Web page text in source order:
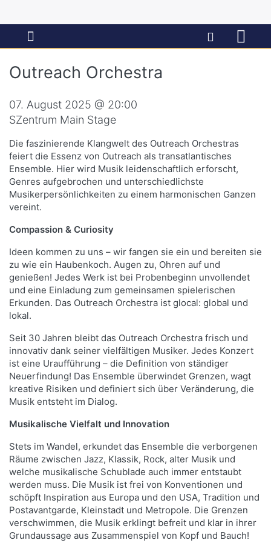
Outreach Orchestra
07. August 2025 @ 20:00
SZentrum Main Stage
Die faszinierende Klangwelt des Outreach Orchestras
feiert die Essenz von Outreach als transatlantisches
Ensemble. Hier wird Musik leidenschaftlich erforscht,
Genres aufgebrochen und unterschiedlichste
Musikerpersönlichkeiten zu einem harmonischen Ganzen
vereint.
Compassion & Curiosity
Ideen kommen zu uns – wir fangen sie ein und bereiten sie
zu wie ein Haubenkoch. Augen zu, Ohren auf und
genießen! Jedes Werk ist bei Probenbeginn unvollendet
und eine Einladung zum gemeinsamen spielerischen
Erkunden. Das Outreach Orchestra ist glocal: global und
lokal.
Seit 30 Jahren bleibt das Outreach Orchestra frisch und
innovativ dank seiner vielfältigen Musiker. Jedes Konzert
ist eine Uraufführung – die Definition von ständiger
Neuerfindung! Das Ensemble überwindet Grenzen, wagt
kreative Risiken und definiert sich über Veränderung, die
Musik entsteht im Dialog.
Musikalische Vielfalt und Innovation
Stets im Wandel, erkundet das Ensemble die verborgenen
Räume zwischen Jazz, Klassik, Rock, alter Musik und
welche musikalische Schublade auch immer entstaubt
werden muss. Die Musik ist frei von Konventionen und
schöpft Inspiration aus Europa und den USA, Tradition und
Postavantgarde, Kleinstadt und Metropole. Die Grenzen
verschwimmen, die Musik erklingt befreit und klar in ihrer
Grundaussage aus Zusammenspiel von Kopf und Bauch!